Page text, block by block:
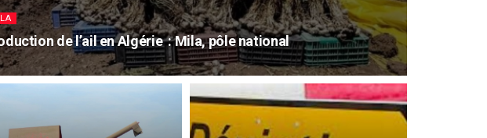
de l’ail en Algérie : Mila, pôle national